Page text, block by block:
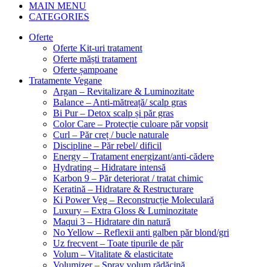
MAIN MENU
CATEGORIES
Oferte
Oferte Kit-uri tratament
Oferte măști tratament
Oferte șampoane
Tratamente Vegane
Argan – Revitalizare & Luminozitate
Balance – Anti-mătreață/ scalp gras
Bi Pur – Detox scalp și păr gras
Color Care – Protecție culoare păr vopsit
Curl – Păr creț / bucle naturale
Discipline – Păr rebel/ dificil
Energy – Tratament energizant/anti-cădere
Hydrating – Hidratare intensă
Karbon 9 – Păr deteriorat / tratat chimic
Keratină – Hidratare & Restructurare
Ki Power Veg – Reconstrucție Moleculară
Luxury – Extra Gloss & Luminozitate
Maqui 3 – Hidratare din natură
No Yellow – Reflexii anti galben păr blond/gri
Uz frecvent – Toate tipurile de păr
Volum – Vitalitate & elasticitate